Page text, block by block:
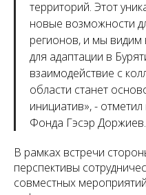
территорий. Этот
новые возможности
регионов, и мы
для адаптации в
взаимодействие с
области станет
инициатив», -
Фонда Гэсэр Доржиев.
В рамках встречи
перспективы
совместных